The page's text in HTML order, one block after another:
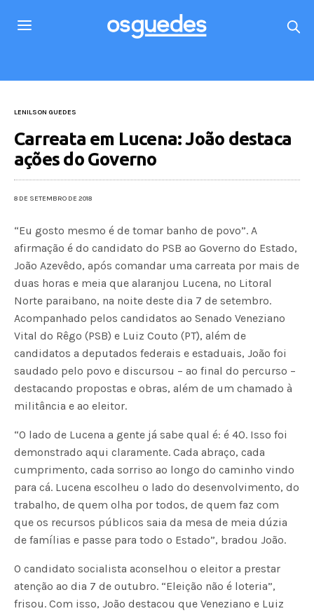
LENILSON GUEDES
Carreata em Lucena: João destaca
ações do Governo
8 DE SETEMBRO DE 2018
“Eu gosto mesmo é de tomar banho de povo”. A
afirmação é do candidato do PSB ao Governo do Estado,
João Azevêdo, após comandar uma carreata por mais de
duas horas e meia que alaranjou Lucena, no Litoral
Norte paraibano, na noite deste dia 7 de setembro.
Acompanhado pelos candidatos ao Senado Veneziano
Vital do Rêgo (PSB) e Luiz Couto (PT), além de
candidatos a deputados federais e estaduais, João foi
saudado pelo povo e discursou – ao final do percurso –
destacando propostas e obras, além de um chamado à
militância e ao eleitor.
“O lado de Lucena a gente já sabe qual é: é 40. Isso foi
demonstrado aqui claramente. Cada abraço, cada
cumprimento, cada sorriso ao longo do caminho vindo
para cá. Lucena escolheu o lado do desenvolvimento, do
trabalho, de quem olha por todos, de quem faz com
que os recursos públicos saia da mesa de meia dúzia
de famílias e passe para todo o Estado”, bradou João.
O candidato socialista aconselhou o eleitor a prestar
atenção ao dia 7 de outubro. “Eleição não é loteria”,
frisou. Com isso, João destacou que Veneziano e Luiz